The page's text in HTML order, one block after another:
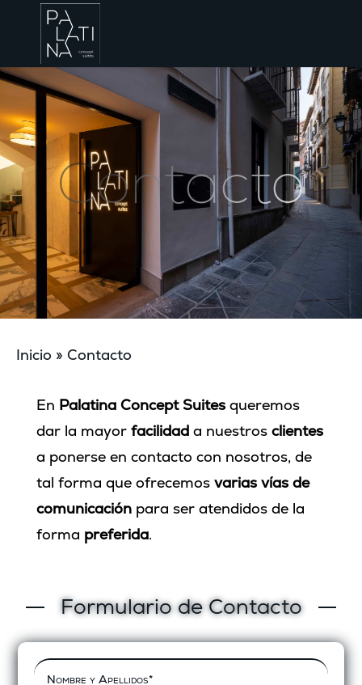
Contacto
Inicio » Contacto
En Palatina Concept Suitesqueremos
dar la mayor facilidada nuestros clientes
a ponerse en contacto con nosotros, de
tal forma que ofrecemos varias vías de
comunicaciónpara ser atendidos de la
forma preferida.
Formulario de Contacto